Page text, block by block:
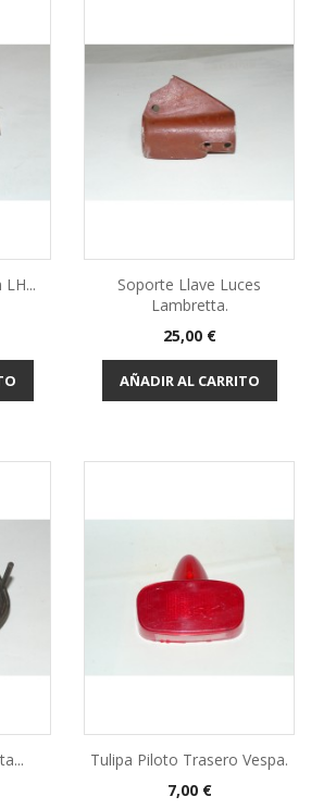
Soporte Llave Luces
Lambretta.
Precio
25,00 €
AÑADIR AL CARRITO
Tulipa Piloto Trasero Vespa.
Precio
7,00 €